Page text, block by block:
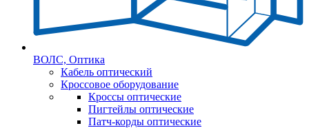
ВОЛС, Оптика
Кабель оптический
Кроссовое оборудование
Кроссы оптические
Пигтейлы оптические
Патч-корды оптические